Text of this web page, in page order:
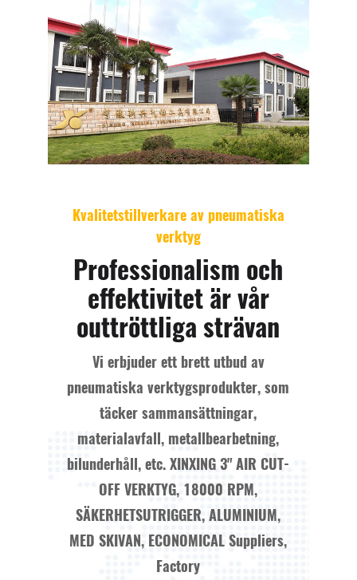
Kvalitetstillverkare av pneumatiska
verktyg
Professionalism och
effektivitet är vår
outtröttliga strävan
Vi erbjuder ett brett utbud av
pneumatiska verktygsprodukter, som
täcker sammansättningar,
materialavfall, metallbearbetning,
bilunderhåll, etc.XINXING 3" AIR CUT-
OFF VERKTYG, 18000 RPM,
SÄKERHETSUTRIGGER, ALUMINIUM,
MED SKIVAN, ECONOMICAL Suppliers,
Factory